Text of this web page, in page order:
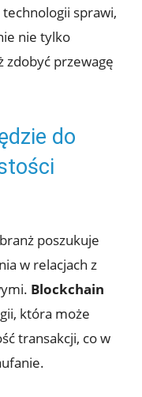
sprawi,
nie tylko
zdobyć przewagę
do
poszukuje
w relacjach z
Blockchain
która może
transakcji, co w